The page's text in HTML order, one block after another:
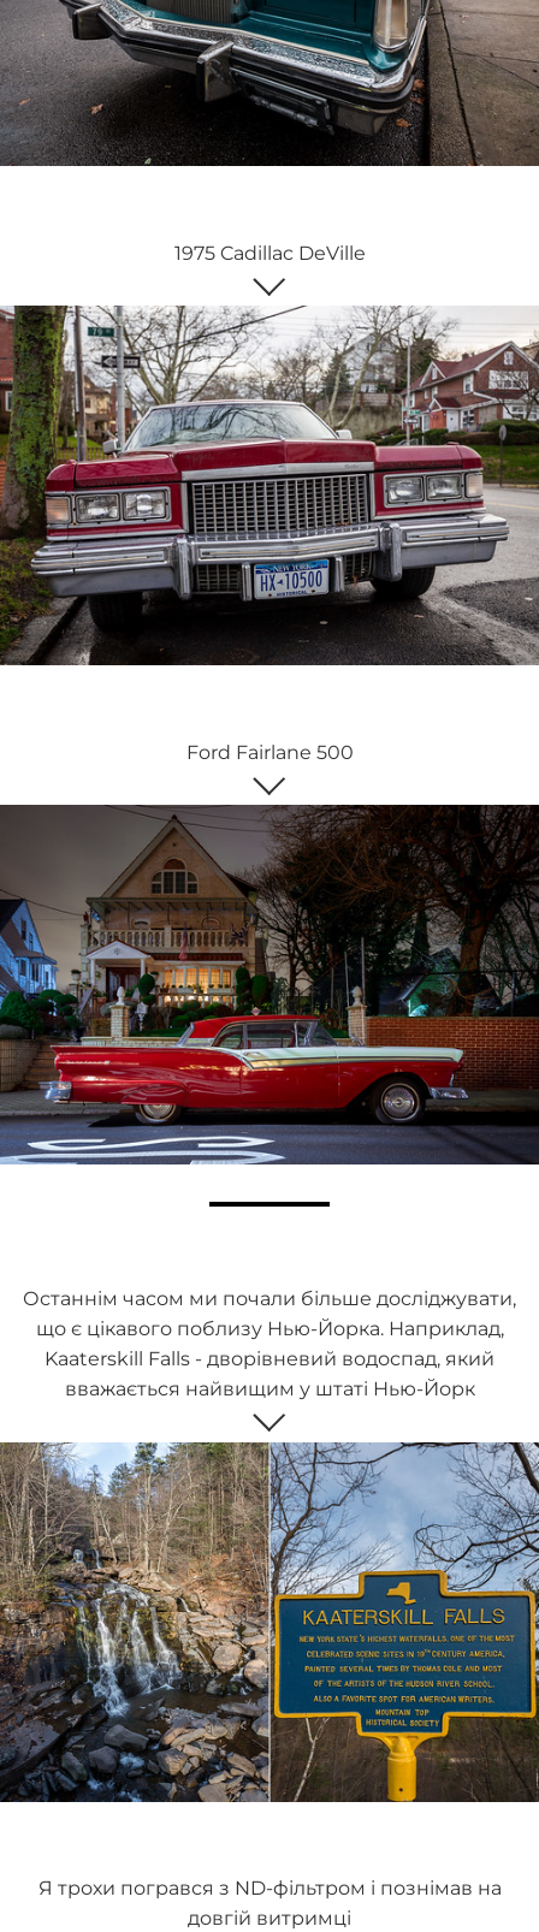
1975 Cadillac DeVille
Ford Fairlane 500
Останнім часом ми почали більше досліджувати,
що є цікавого поблизу Нью-Йорка. Наприклад,
Kaaterskill Falls - дворівневий водоспад, який
вважається найвищим у штаті Нью-Йорк
Я трохи погрався з ND-фільтром і познімав на
довгій витримці